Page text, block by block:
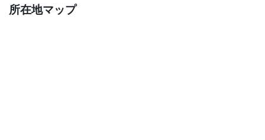
所在地マップ